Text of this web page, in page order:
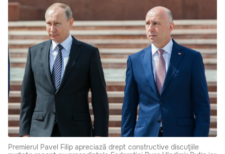
Premierul Pavel Filip apreciază drept constructive discuţiile